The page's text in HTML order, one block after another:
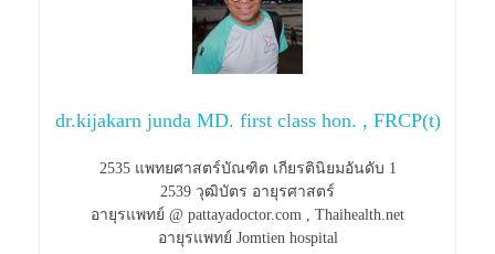
dr.kijakarn junda MD. first class hon. , FRCP(t)
2535 แพทยศาสตร์บัณฑิต เกียรตินิยมอันดับ 1
2539 วุฒิบัตร อายุรศาสตร์
อายุรแพทย์ @ pattayadoctor.com , Thaihealth.net
อายุรแพทย์ Jomtien hospital